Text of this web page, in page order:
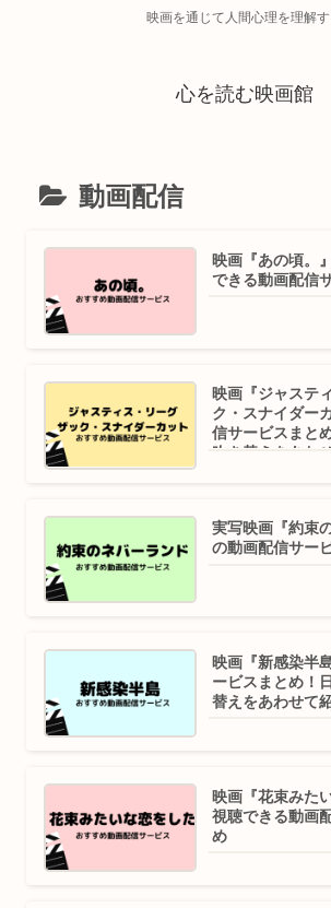
映画を通じて人間心理を理解
心を読む映画館
動画配信
映画『あの頃。
できる動画配信
映画『ジャステ
ク・スナイダー
信サービスまと
吹き替えをあわ
実写映画『約束
の動画配信サー
映画『新感染半
ービスまとめ！
替えをあわせて
映画『花束みた
視聴できる動画
め